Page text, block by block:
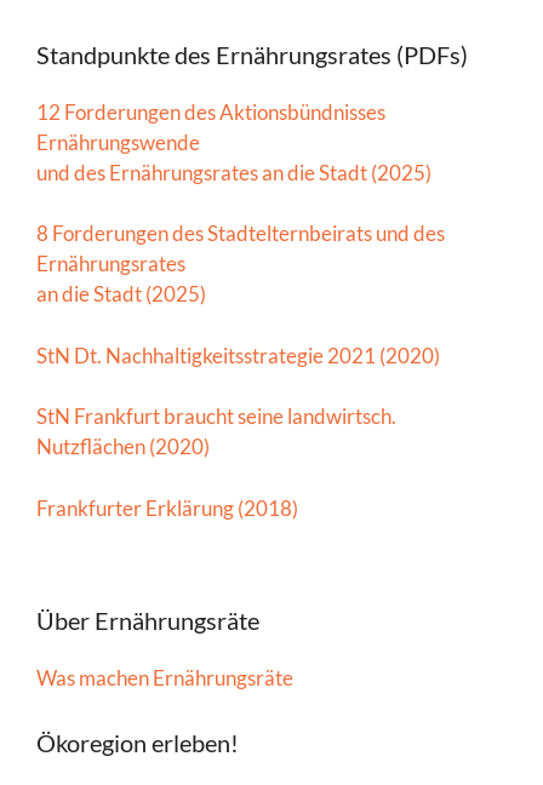
Standpunkte des Ernährungsrates (PDFs)
12 Forderungen des Aktionsbündnisses
Ernährungswende
und des Ernährungsrates an die Stadt (2025)
8 Forderungen des Stadtelternbeirats und des
Ernährungsrates
an die Stadt (2025)
StN Dt. Nachhaltigkeitsstrategie 2021 (2020)
StN Frankfurt braucht seine landwirtsch.
Nutzflächen (2020)
Frankfurter Erklärung (2018)
Über Ernährungsräte
Was machen Ernährungsräte
Ökoregion erleben!